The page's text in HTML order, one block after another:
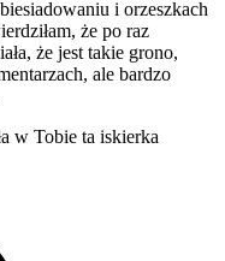
i orzeszkach
że po raz
że jest takie grono,
ale bardzo
w Tobie ta iskierka